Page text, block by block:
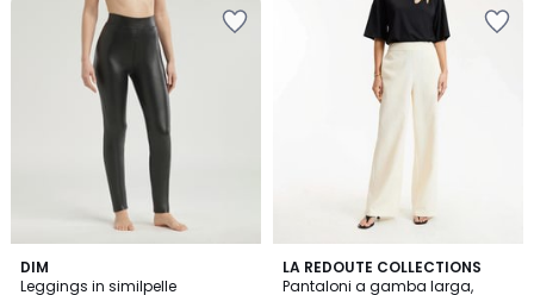
DIM
Leggings in similpelle
5
/
LA REDOUTE COLLECTIONS
Pantaloni a gamba larga,
5
/
2